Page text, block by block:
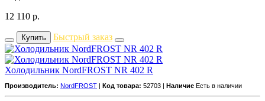
12 110 р.
Купить Быстрый заказ
Холодильник NordFROST NR 402 R
Производитель: NordFROST Код товара: 52703 | Наличие Есть в наличии